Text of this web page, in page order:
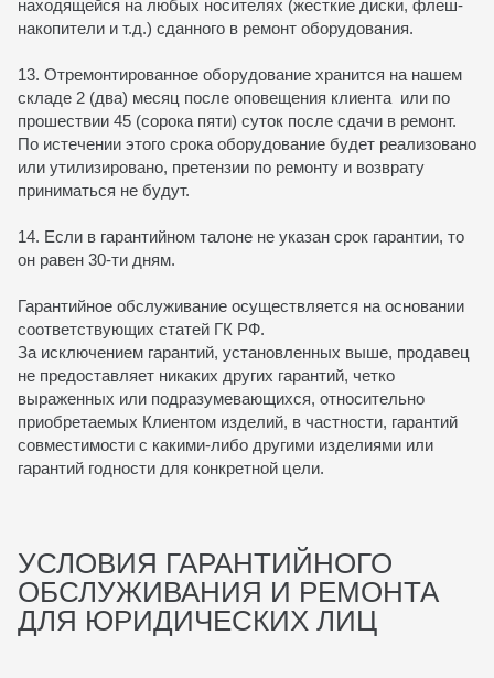
находящейся на любых носителях (жесткие диски, флеш-
накопители и т.д.) сданного в ремонт оборудования.
13. Отремонтированное оборудование хранится на нашем
складе 2 (два) месяц после оповещения клиента или по
прошествии 45 (сорока пяти) суток после сдачи в ремонт.
По истечении этого срока оборудование будет реализовано
или утилизировано, претензии по ремонту и возврату
приниматься не будут.
14. Если в гарантийном талоне не указан срок гарантии, то
он равен 30-ти дням.
Гарантийное обслуживание осуществляется на основании
соответствующих статей ГК РФ.
За исключением гарантий, установленных выше, продавец
не предоставляет никаких других гарантий, четко
выраженных или подразумевающихся, относительно
приобретаемых Клиентом изделий, в частности, гарантий
совместимости с какими-либо другими изделиями или
гарантий годности для конкретной цели.
УСЛОВИЯ ГАРАНТИЙНОГО
ОБСЛУЖИВАНИЯ И РЕМОНТА
ДЛЯ ЮРИДИЧЕСКИХ ЛИЦ